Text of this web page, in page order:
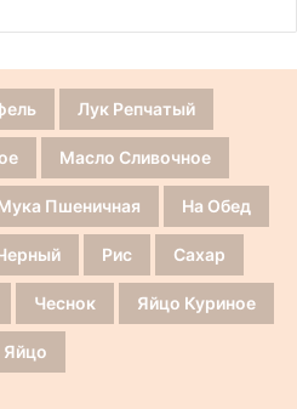
Лук Репчатый
Масло Сливочное
Пшеничная На Обед
Рис Сахар
Чеснок Яйцо Куриное
Яйцо